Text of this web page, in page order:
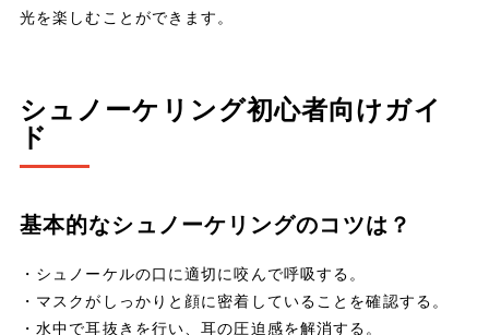
光を楽しむことができます。
シュノーケリング初心者向けガイ
ド
基本的なシュノーケリングのコツは？
・シュノーケルの口に適切に咬んで呼吸する。
・マスクがしっかりと顔に密着していることを確認する。
・水中で耳抜きを行い、耳の圧迫感を解消する。